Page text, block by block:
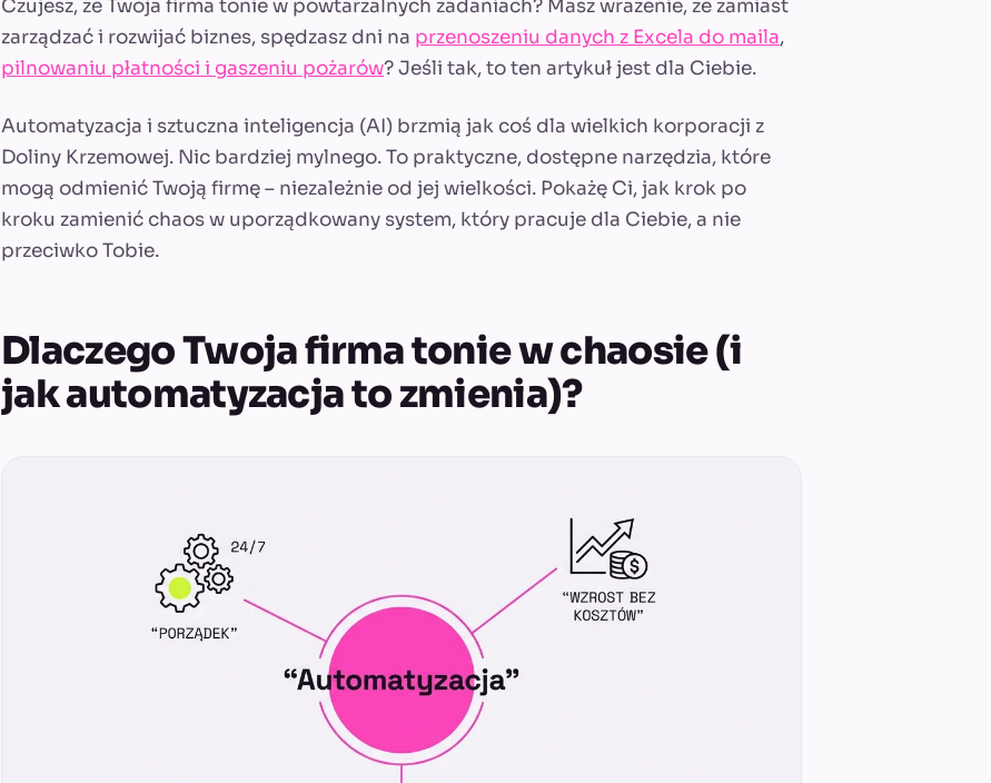
Czujesz, że Twoja firma tonie w powtarzalnych zadaniach? Masz wrażenie, że zamiast
zarządzać i rozwijać biznes, spędzasz dni na przenoszeniu danych z Excela do maila,
pilnowaniu płatności i gaszeniu pożarów? Jeśli tak, to ten artykuł jest dla Ciebie.
Automatyzacja i sztuczna inteligencja (AI) brzmią jak coś dla wielkich korporacji z
Doliny Krzemowej. Nic bardziej mylnego. To praktyczne, dostępne narzędzia, które
mogą odmienić Twoją firmę – niezależnie od jej wielkości. Pokażę Ci, jak krok po
kroku zamienić chaos w uporządkowany system, który pracuje dla Ciebie, a nie
przeciwko Tobie.
Dlaczego Twoja firma tonie w chaosie (i
jak automatyzacja to zmienia)?